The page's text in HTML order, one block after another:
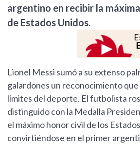
argentino en recibir la
de Estados Unidos.
Lionel Messi sumó a su extenso
galardones un reconocimiento
límites del deporte. El futbolista
distinguido con la Medalla
el máximo honor civil de los
convirtiéndose en el primer